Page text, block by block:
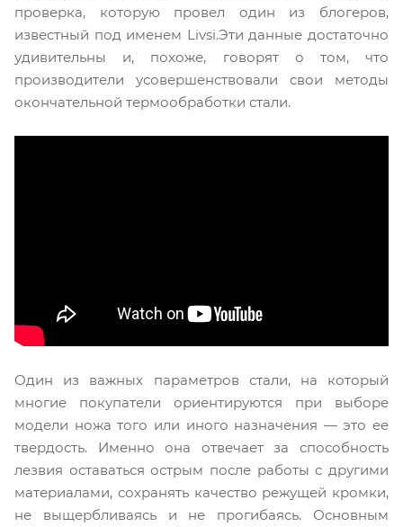
проверка, которую провел один из блогеров,
известный под именем Livsi.Эти данные достаточно
удивительны и, похоже, говорят о том, что
производители усовершенствовали свои методы
окончательной термообработки стали.
Один из важных параметров стали, на который
многие покупатели ориентируются при выборе
модели ножа того или иного назначения — это ее
твердость. Именно она отвечает за способность
лезвия оставаться острым после работы с другими
материалами, сохранять качество режущей кромки,
не выщербливаясь и не прогибаясь. Основным